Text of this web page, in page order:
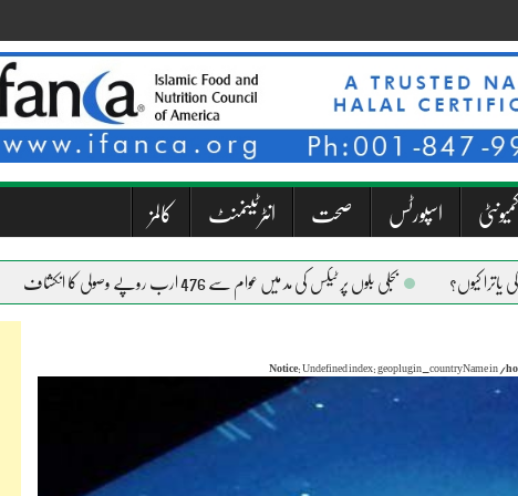
کمیونٹی اسپورٹس صحت انٹرٹینمنٹ کالمز
بجلی بلوں پر ٹیکس کی مد میں عوام سے 476 ارب روپے وصولی کا انکشاف
Notice: Undefined index: geoplugin_countryName in /